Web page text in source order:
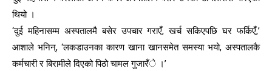
थियो ।
‘दुई महिनासम्म अस्पतालमै बसेर उपचार गराएँ, खर्च सकिएपछि घर फर्किएँ,’
आशाले भनिन्, ‘लकडाउनका कारण खाना खानसमेत समस्या भयो, अस्पतालकै
कर्मचारी र बिरामीले दिएको पिठो चामल गुजारँे ।’